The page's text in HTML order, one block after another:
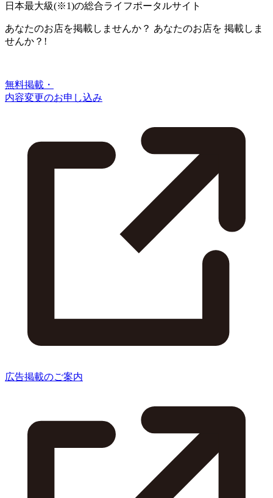
日本最大級(※1)の総合ライフポータルサイト
あなたのお店を掲載しませんか？ あなたのお店を 掲載しま
せんか？!
無料掲載・
内容変更のお申し込み
広告掲載のご案内